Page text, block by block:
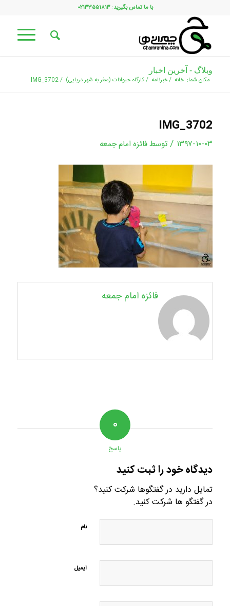
با ما تماس بگیرید: ۰۲۱۳۳۵۵۱۸۱۳
وبلاگ - آخرین اخبار
مکان شما: خانه /خبرنامه /کارگاه حیوانات (سفر به شهر دریایی) /
IMG_3702
IMG_3702
۱۳۹۷-۱۰-۰۳ / توسطفائزه امام جمعه
فائزه امام جمعه
۰
پاسخ
دیدگاه خود را ثبت کنید
تمایل دارید در گفتگوها شرکت کنید؟
در گفتگو ها شرکت کنید.
نام
ایمیل